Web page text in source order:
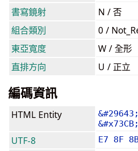
書寫鏡射
N / 否
組合類別
0 /
東亞寬度
W / 全形
直排方向 U / 正立
編碼資訊
HTML Entity
&#29643;
&#x73CB;
UTF-8 E7 8F